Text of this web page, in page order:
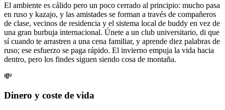
El ambiente es cálido pero un poco cerrado al principio: mucho pasa
en ruso y kazajo, y las amistades se forman a través de compañeros
de clase, vecinos de residencia y el sistema local de buddy en vez de
una gran burbuja internacional. Únete a un club universitario, di que
sí cuando te arrastren a una cena familiar, y aprende diez palabras de
ruso; ese esfuerzo se paga rápido. El invierno empuja la vida hacia
dentro, pero los findes siguen siendo cosa de montaña.
💸
Dinero y coste de vida